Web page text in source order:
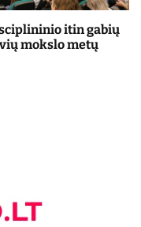
itin gabių
mokslo metų